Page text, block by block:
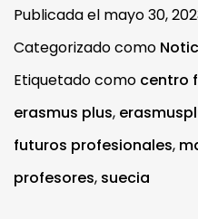
Publicada el mayo 30,
Categorizado como
Etiquetado como centro
erasmus plus,
futuros profesionales,
profesores, suecia